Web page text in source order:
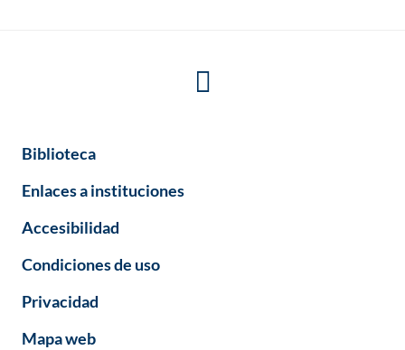
Biblioteca
Enlaces a instituciones
Accesibilidad
Condiciones de uso
Privacidad
Mapa web